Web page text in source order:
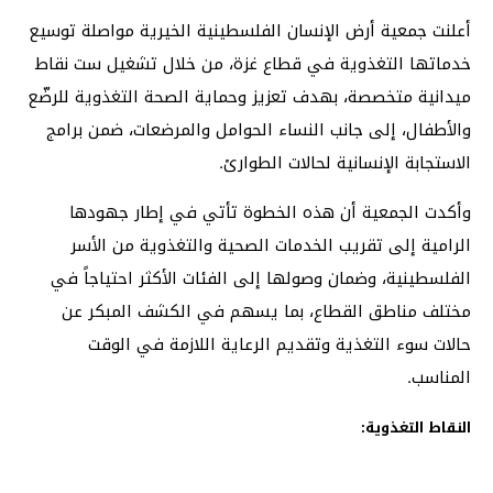
أعلنت جمعية أرض الإنسان الفلسطينية الخيرية مواصلة توسيع
خدماتها التغذوية في قطاع غزة، من خلال تشغيل ست نقاط
ميدانية متخصصة، بهدف تعزيز وحماية الصحة التغذوية للرضّع
والأطفال، إلى جانب النساء الحوامل والمرضعات، ضمن برامج
الاستجابة الإنسانية لحالات الطوارئ.
وأكدت الجمعية أن هذه الخطوة تأتي في إطار جهودها
الرامية إلى تقريب الخدمات الصحية والتغذوية من الأسر
الفلسطينية، وضمان وصولها إلى الفئات الأكثر احتياجاً في
مختلف مناطق القطاع، بما يسهم في الكشف المبكر عن
حالات سوء التغذية وتقديم الرعاية اللازمة في الوقت
المناسب.
النقاط التغذوية: